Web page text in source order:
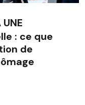
: ce que
de